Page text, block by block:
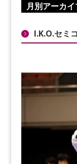
月別アーカイ
I.K.O.セミ